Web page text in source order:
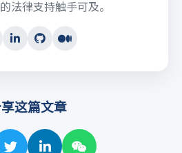
法律支持触手可及。
这篇文章